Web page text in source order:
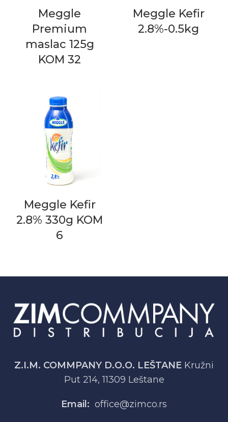
Meggle
Premium
maslac 125g
KOM 32
Meggle Kefir
2.8%-0.5kg
Meggle Kefir
2.8% 330g KOM
6
Z.I.M. COMMPANY D.O.O. LEŠTANE Kružni
Put 214, 11309 Leštane
Email: office@zimco.rs